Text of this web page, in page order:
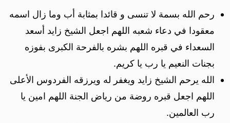
رحم الله بسمة لا تنسى و قائدا بمثابة أب وما زال اسمه
معقودا في دعاء شعبه اللهم اجعل الشيخ زايد أسعد
السعداء في قبره اللهم بشره بالفرحة الكبرى بفوزه
بجنات النعيم يا رب يا كريم.
الله يرحم الشيخ زايد ويغفر له ويرزقه الفردوس الأعلى
اللهم اجعل قبره روضة من رياض الجنة اللهم امين يا
رب العالمين.